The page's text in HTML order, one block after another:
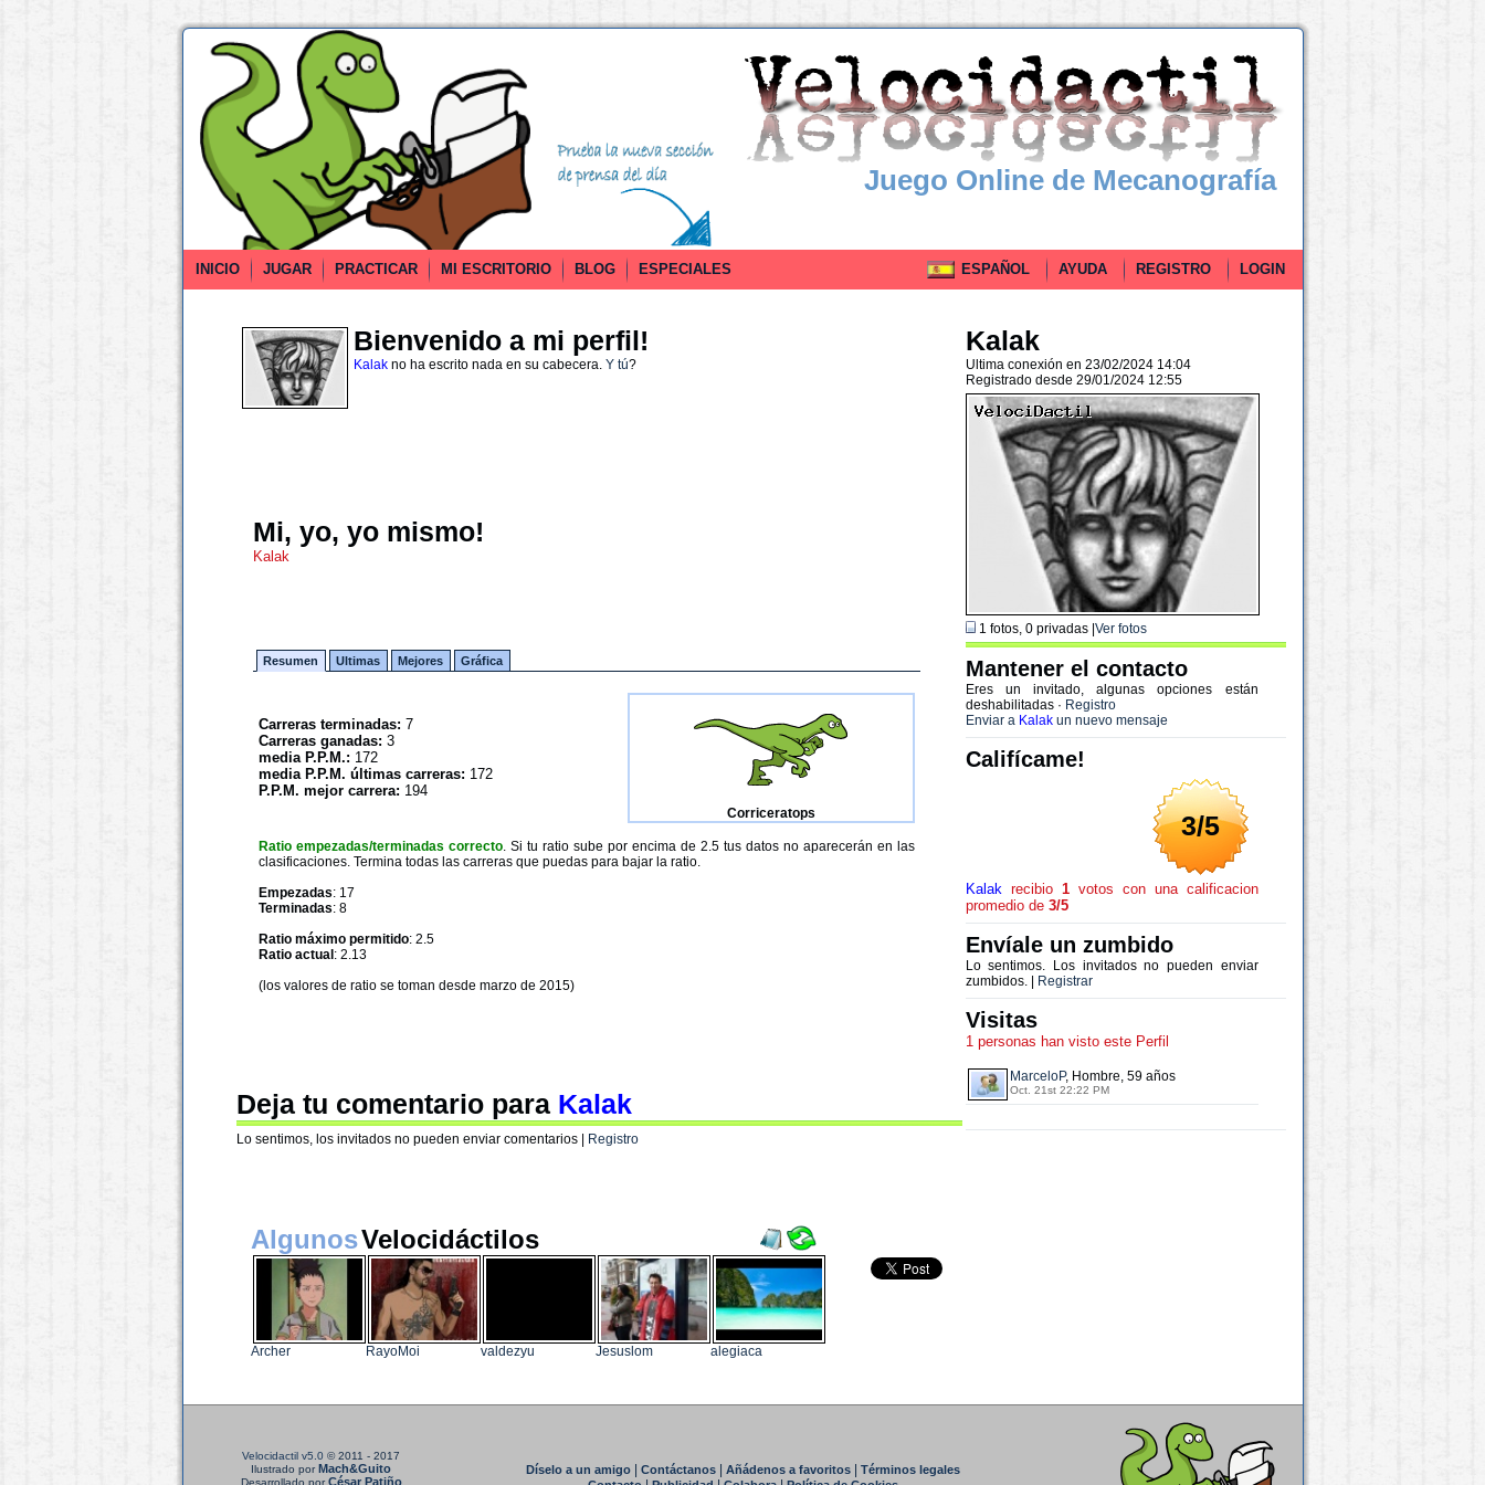
Juego Online de Mecanografía
INICIO JUGAR PRACTICAR MI ESCRITORIO BLOG ESPECIALES ESPAÑOL AYUDA REGISTRO LOGIN
Bienvenido a mi perfil!
Kalakno ha escrito nada en su cabecera. Y tú?
Mi, yo, yo mismo!
Kalak
Resumen Ultimas Mejores Gráfica
Carreras terminadas: 7
Carreras ganadas: 3
media P.P.M.: 172
media P.P.M. últimas carreras: 172
P.P.M. mejor carrera: 194
Corriceratops
Ratio empezadas/terminadas correcto. Si tu ratio sube por encima de 2.5 tus datos no aparecerán en las
clasificaciones. Termina todas las carreras que puedas para bajar la ratio.
Empezadas: 17
Terminadas: 8
Ratio máximo permitido: 2.5
Ratio actual : 2.13
(los valores de ratio se toman desde marzo de 2015)
Deja tu comentario para Kalak
Lo sentimos, los invitados no pueden enviar comentarios | Registro
Kalak
Ultima conexión en 23/02/2024 14:04
Registrado desde 29/01/2024 12:55
1 fotos, 0 privadas | Ver fotos
Mantener el contacto
Eres un invitado, algunas opciones están
deshabilitadas · Registro
Enviar a Kalakun nuevo mensaje
Califícame!
3/5
Kalakrecibio 1votos con una calificacion
promedio de 3/5
Envíale un zumbido
Lo sentimos. Los invitados no pueden enviar
zumbidos. |
Registrar
Visitas
1 personas han visto este Perfil
MarceloP, Hombre, 59 años
Oct. 21st 22:22 PM
AlgunosVelocidáctilos
Archer RayoMoi valdezyu Jesuslom alegiaca
Velocidactil v5.0 © 2011 - 2017
Ilustrado porMach&Guito
Desarrollado porCésar Patiño
Díselo a un amigo| Contáctanos| Añádenos a favoritos|
Términos legales